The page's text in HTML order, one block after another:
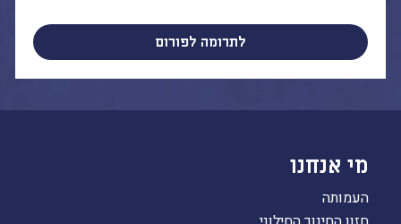
לתרומה לפורום
מי אנחנו
העמותה